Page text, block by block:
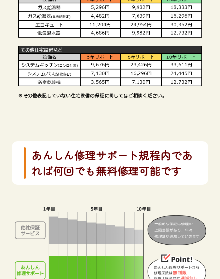
あんしん修理サポート規程内であ
れば何回でも無料修理可能です